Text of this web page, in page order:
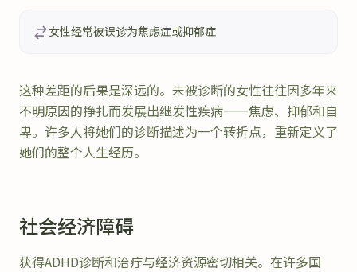
女性经常被误诊为焦虑症或抑郁症
这种差距的后果是深远的。未被诊断的女性往往因多年来
不明原因的挣扎而发展出继发性疾病——焦虑、抑郁和自
卑。许多人将她们的诊断描述为一个转折点，重新定义了
她们的整个人生经历。
社会经济障碍
获得ADHD诊断和治疗与经济资源密切相关。在许多国